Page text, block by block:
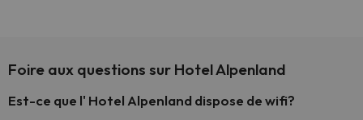
Foire aux questions sur Hotel Alpenland
Est-ce que l' Hotel Alpenland dispose de wifi?